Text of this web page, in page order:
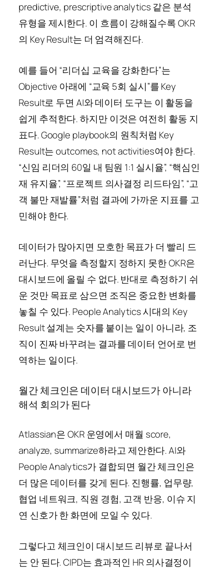
predictive, prescriptive analytics 같은 분석
유형을 제시한다. 이 흐름이 강해질수록 OKR
의 Key Result는 더 엄격해진다.
예를 들어 “리더십 교육을 강화한다”는
Objective 아래에 “교육 5회 실시”를 Key
Result로 두면 AI와 데이터 도구는 이 활동을
쉽게 추적한다. 하지만 이것은 여전히 활동 지
표다. Google playbook의 원칙처럼 Key
Result는 outcomes, not activities여야 한다.
“신임 리더의 60일 내 팀원 1:1 실시율”, “핵심인
재 유지율”, “프로젝트 의사결정 리드타임”, “고
객 불만 재발률”처럼 결과에 가까운 지표를 고
민해야 한다.
데이터가 많아지면 모호한 목표가 더 빨리 드
러난다. 무엇을 측정할지 정하지 못한 OKR은
대시보드에 올릴 수 없다. 반대로 측정하기 쉬
운 것만 목표로 삼으면 조직은 중요한 변화를
놓칠 수 있다. People Analytics 시대의 Key
Result 설계는 숫자를 붙이는 일이 아니라, 조
직이 진짜 바꾸려는 결과를 데이터 언어로 번
역하는 일이다.
월간 체크인은 데이터 대시보드가 아니라
해석 회의가 된다
Atlassian은 OKR 운영에서 매월 score,
analyze, summarize하라고 제안한다. AI와
People Analytics가 결합되면 월간 체크인은
더 많은 데이터를 갖게 된다. 진행률, 업무량,
협업 네트워크, 직원 경험, 고객 반응, 이슈 지
연 신호가 한 화면에 모일 수 있다.
그렇다고 체크인이 대시보드 리뷰로 끝나서
는 안 된다. CIPD는 효과적인 HR 의사결정이